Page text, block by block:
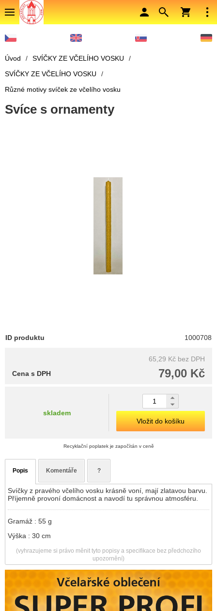
Úvod / SVÍČKY ZE VČELÍHO VOSKU
/
SVÍČKY ZE VČELÍHO VOSKU
/
Různé motivy svíček ze včelího vosku
Svíce s ornamenty
ID produktu 1000708
65,29 Kč bez DPH
79,00 Kč
Cena s DPH
skladem
Vložit do košíku
Recyklační poplatek je započítán v ceně
Popis Komentáře ?
Svíčky z pravého včelího vosku krásně voní, mají zlatavou barvu.
Příjemně provoní domácnost a navodí tu správnou atmosféru.
Gramáž : 55 g
Výška : 30 cm
(vyhrazujeme si právo měnit tyto popisy a specifikace bez předchozího
upozornění)